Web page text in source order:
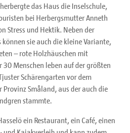
das Haus die Inselschule,
bei Herbergsmutter Anneth
Stress und Hektik. Neben der
sie auch die kleine Variante,
– rote Holzhäuschen mit
Menschen leben auf der größten
Schärengarten vor dem
Provinz Småland, aus der auch die
stammte.
ein Restaurant, ein Café, einen